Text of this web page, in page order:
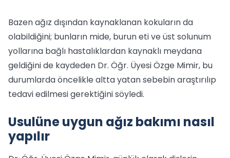
Bazen ağız dışından kaynaklanan kokuların da
olabildiğini; bunların mide, burun eti ve üst solunum
yollarına bağlı hastalıklardan kaynaklı meydana
geldiğini de kaydeden Dr. Öğr. Üyesi Özge Mimir, bu
durumlarda öncelikle altta yatan sebebin araştırılıp
tedavi edilmesi gerektiğini söyledi.
Usulüne uygun ağız bakımı nasıl
yapılır